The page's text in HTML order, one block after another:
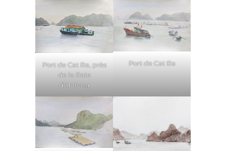
Port de Cat Ba, près
de la Baie
d’Halong
Port de Cat Ba